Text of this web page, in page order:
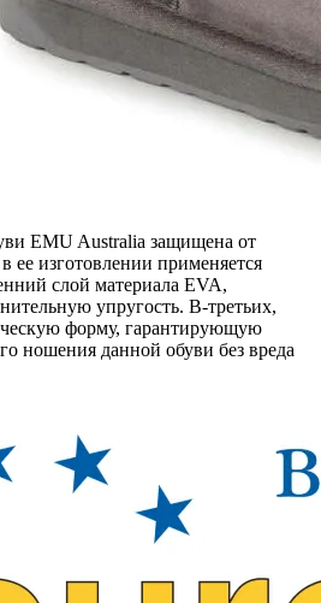
EMU Australia защищена от
ее изготовлении применяется
слой материала EVA,
упругость. В-третьих,
форму, гарантирующую
ношения данной обуви без вреда